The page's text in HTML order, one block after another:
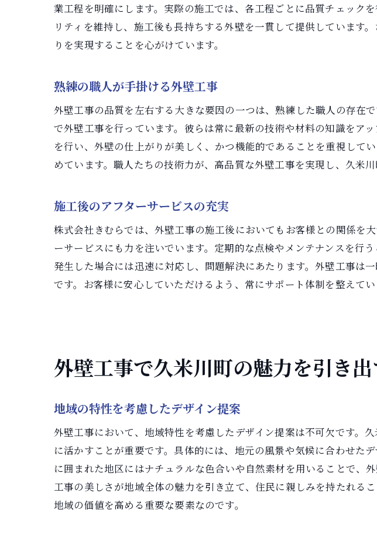
安心の長期保証とサ
口コミで広がるきむ
最新設備を活用した
施工前後の徹底した
トラブル対応の迅速
信頼を支える保証制
個別対応で実現する
独自のデザインセン
省エネ効果のある外
住宅毎の特性に合わ
地元建築基準に準じ
住環境改善を目指す
長期的な視点での資
外壁工事で地域に貢献す
業工程を明確にします。実際の施工では、各工程ごとに品質チェック
リティを維持し、施工後も長持ちする外壁を一貫して提供しています
りを実現することを心がけています。
熟練の職人が手掛ける外壁工事
外壁工事の品質を左右する大きな要因の一つは、熟練した職人の存在
で外壁工事を行っています。彼らは常に最新の技術や材料の知識をア
を行い、外壁の仕上がりが美しく、かつ機能的であることを重視して
めています。職人たちの技術力が、高品質な外壁工事を実現し、久米
施工後のアフターサービスの充実
株式会社きむらでは、外壁工事の施工後においてもお客様との関係を
ーサービスにも力を注いでいます。定期的な点検やメンテナンスを行
発生した場合には迅速に対応し、問題解決にあたります。外壁工事は
です。お客様に安心していただけるよう、常にサポート体制を整えてい
外壁工事で久米川町の魅力を引き
地域の特性を考慮したデザイン提案
外壁工事において、地域特性を考慮したデザイン提案は不可欠です。
に活かすことが重要です。具体的には、地元の風景や気候に合わせた
に囲まれた地区にはナチュラルな色合いや自然素材を用いることで、
工事の美しさが地域全体の魅力を引き立て、住民に親しみを持たれる
地域の価値を高める重要な要素なのです。